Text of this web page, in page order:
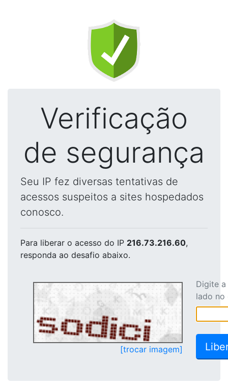
Verificação
de segurança
Seu IP fez diversas tentativas de
acessos suspeitos a sites hospedados
conosco.
Para liberar o acesso do IP 216.73.216.60,
responda ao desafio abaixo.
[trocar imagem]
Digite
lado no